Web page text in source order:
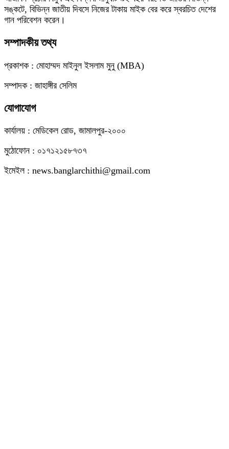
সঙ্কটে, বিভিন্ন জাতীয় দিবসে নিজের টাকায় মাইক বের করে স্বরচিত দেশের
গান পরিবেশন করেন।
সম্পাদকীয় তথ্য
প্রকাশক : মোহাম্মদ মাইনুল ইসলাম মুনু (MBA)
সম্পাদক : জাহাঙ্গীর সেলিম
যোগাযোগ
কার্যালয় : মেডিকেল রোড, জামালপুর-২০০০
মুঠোফোন : ০১৭১২১৫৮৭৩৭
ইমেইল : news.banglarchithi@gmail.com